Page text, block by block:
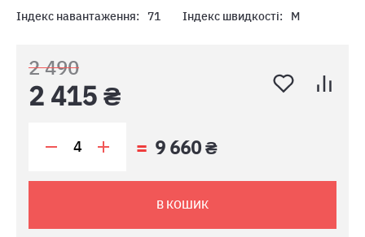
Індекс навантаження:
71 Індекс швидкості: M
2 490
2 415 ₴
9 660 ₴
В КОШИК